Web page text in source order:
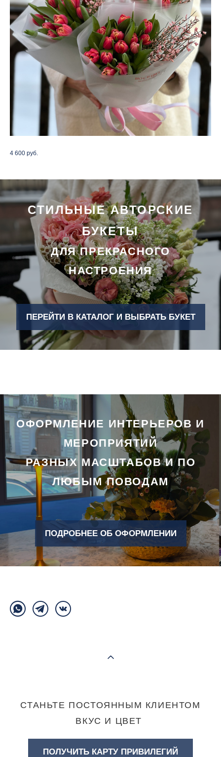
4 600 руб.
СТИЛЬНЫЕ АВТОРСКИЕ
БУКЕТЫ
ДЛЯ ПРЕКРАСНОГО
НАСТРОЕНИЯ
ПЕРЕЙТИ В КАТАЛОГ И ВЫБРАТЬ БУКЕТ
ОФОРМЛЕНИЕ ИНТЕРЬЕРОВ И
МЕРОПРИЯТИЙ
РАЗНЫХ МАСШТАБОВ И ПО
ЛЮБЫМ ПОВОДАМ
ПОДРОБНЕЕ ОБ ОФОРМЛЕНИИ
СТАНЬТЕ ПОСТОЯННЫМ КЛИЕНТОМ
ВКУС И ЦВЕТ
ПОЛУЧИТЬ КАРТУ ПРИВИЛЕГИЙ